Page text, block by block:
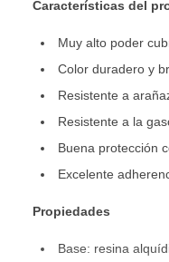
Características del
Muy alto poder
Color duradero y
Resistente a
Resistente a la
Buena protección
Excelente
Propiedades
Base: resina